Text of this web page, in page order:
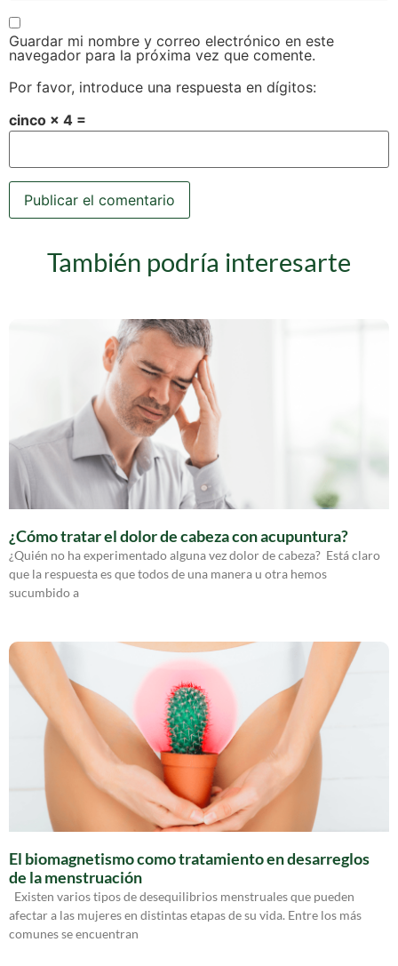
Guardar mi nombre y correo electrónico en este
navegador para la próxima vez que comente.
Por favor, introduce una respuesta en dígitos:
cinco × 4 =
También podría interesarte
¿Cómo tratar el dolor de cabeza con acupuntura?
¿Quién no ha experimentado alguna vez dolor de cabeza? Está claro
que la respuesta es que todos de una manera u otra hemos
sucumbido a
El biomagnetismo como tratamiento en desarreglos
de la menstruación
Existen varios tipos de desequilibrios menstruales que pueden
afectar a las mujeres en distintas etapas de su vida. Entre los más
comunes se encuentran